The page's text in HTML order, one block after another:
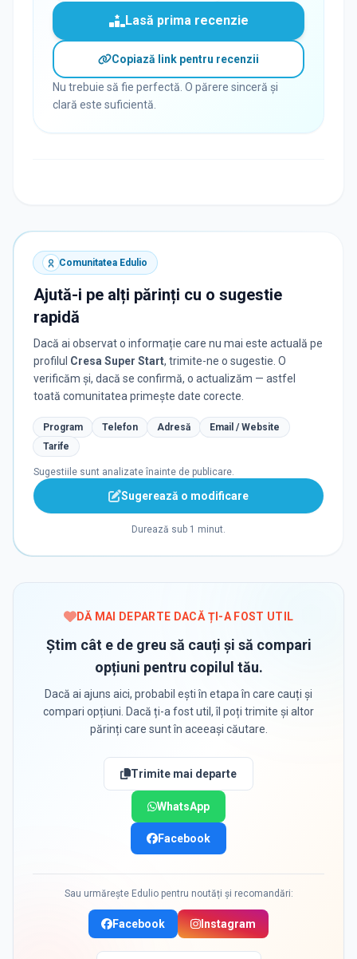
Lasă prima recenzie
Copiază link pentru recenzii
Nu trebuie să fie perfectă. O părere sinceră și
clară este suficientă.
Comunitatea Edulio
Ajută-i pe alți părinți cu o sugestie
rapidă
Dacă ai observat o informație care nu mai este actuală pe
profilul Cresa Super Start, trimite-ne o sugestie. O
verificăm și, dacă se confirmă, o actualizăm — astfel
toată comunitatea primește date corecte.
Program Telefon Adresă
Email / Website
Tarife
Sugestiile sunt analizate înainte de publicare.
Sugerează o modificare
Durează sub 1 minut.
DĂ MAI DEPARTE DACĂ ȚI-A FOST UTIL
Știm cât e de greu să cauți și să compari
opțiuni pentru copilul tău.
Dacă ai ajuns aici, probabil ești în etapa în care cauți și
compari opțiuni. Dacă ți-a fost util, îl poți trimite și altor
părinți care sunt în aceeași căutare.
Trimite mai departe
WhatsApp
Facebook
Sau urmărește Edulio pentru noutăți și recomandări:
Facebook Instagram